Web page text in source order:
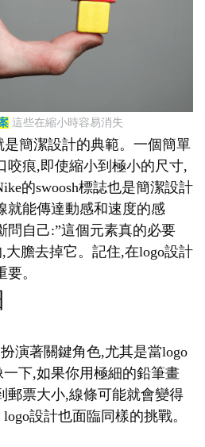
這些在縮小時容易消失
簡潔設計的典範。一個簡單
咬痕,即使縮小到極小的尺寸,
的swoosh標誌也是簡潔設計
就能傳達動感和速度的感
問自己:”這個元素真的必要
大膽去掉它。記住,在logo設計
。
演著關鍵角色,尤其是當logo
下,如果你用極細的鉛筆畫
郵票大小,線條可能就會變得
設計也面臨同樣的挑戰。